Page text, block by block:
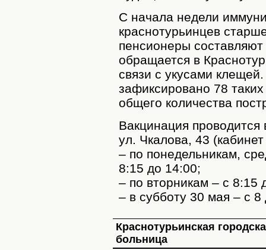
С начала недели
краснотурьинцев
пенсионеры составляют
обращается в
связи с укусами
зафиксировано 78
общего количества
Вакцинация проводится
ул. Чкалова, 43
– по понедельникам,
8:15 до 14:00;
– по вторникам – с 8:15
– в субботу 30 мая – с 8
Краснотурьинская
больница